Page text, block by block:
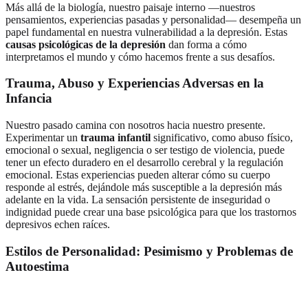
Más allá de la biología, nuestro paisaje interno —nuestros
pensamientos, experiencias pasadas y personalidad— desempeña un
papel fundamental en nuestra vulnerabilidad a la depresión. Estas
causas psicológicas de la depresión dan forma a cómo
interpretamos el mundo y cómo hacemos frente a sus desafíos.
Trauma, Abuso y Experiencias Adversas en la
Infancia
Nuestro pasado camina con nosotros hacia nuestro presente.
Experimentar un trauma infantil significativo, como abuso físico,
emocional o sexual, negligencia o ser testigo de violencia, puede
tener un efecto duradero en el desarrollo cerebral y la regulación
emocional. Estas experiencias pueden alterar cómo su cuerpo
responde al estrés, dejándole más susceptible a la depresión más
adelante en la vida. La sensación persistente de inseguridad o
indignidad puede crear una base psicológica para que los trastornos
depresivos echen raíces.
Estilos de Personalidad: Pesimismo y Problemas de
Autoestima